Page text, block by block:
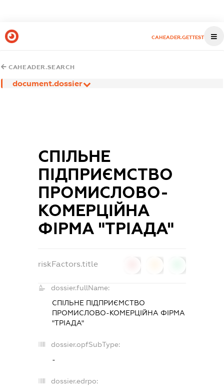
CAHEADER.GETTEST
CAHEADER.SEARCH
document.dossier
СПІЛЬНЕ
ПІДПРИЄМСТВО
ПРОМИСЛОВО-
КОМЕРЦІЙНА
ФІРМА "ТРІАДА"
riskFactors.title
dossier.fullName:
СПІЛЬНЕ ПІДПРИЄМСТВО
ПРОМИСЛОВО-КОМЕРЦІЙНА ФІРМА
"ТРІАДА"
dossier.opfSubType:
-
dossier.edrpo: